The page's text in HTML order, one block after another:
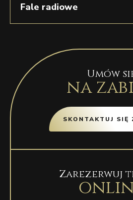
Fale radiowe
Umów
na
SKONTAKTUJ SIĘ
Zarezerwuj